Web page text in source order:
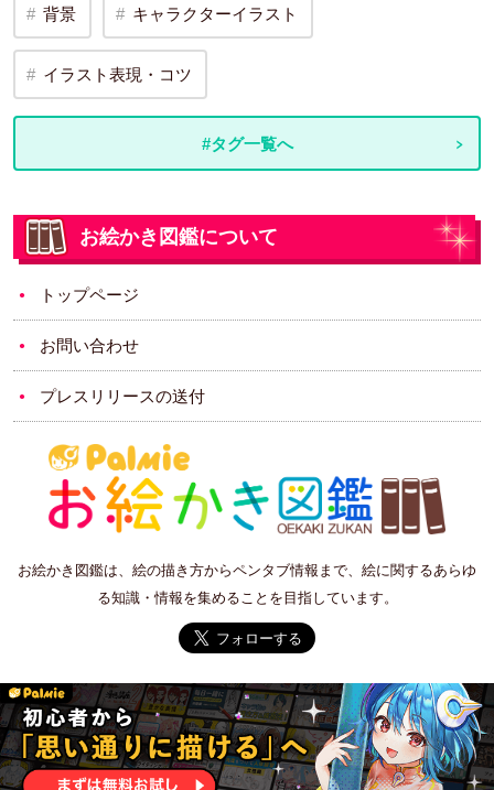
背景 キャラクターイラスト
イラスト表現・コツ
#タグ一覧へ
お絵かき図鑑について
トップページ
お問い合わせ
プレスリリースの送付
お絵かき図鑑は、絵の描き方からペンタブ情報まで、絵に関するあらゆ
る知識・情報を集めることを目指しています。